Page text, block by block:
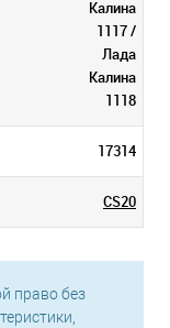
Калина
1117 /
Лада
Калина
1118
17314
CS20
право без